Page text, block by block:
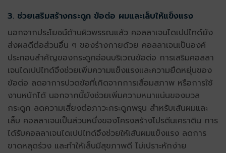
3. ช่วยเสริมสร้างกระดูก ข้อต่อ ผมและเล็บให้แข็งแรง
นอกจากประโยชน์ด้านผิวพรรณแล้ว คอลลาเจนไดเปปไทด์ยัง
ส่งผลดีต่อส่วนอื่น ๆ ของร่างกายด้วย คอลลาเจนเป็นองค์
ประกอบสำคัญของกระดูกอ่อนบริเวณข้อต่อ การเสริมคอลลา
เจนไดเปปไทด์จึงช่วยเพิ่มความแข็งแรงและความยืดหยุ่นของ
ข้อต่อ ลดอาการปวดข้อที่เกิดจากการเสื่อมสภาพ หรือการใช้
งานหนักได้ นอกจากนี้ยังช่วยเพิ่มความหนาแน่นของมวล
กระดูก ลดความเสี่ยงต่อภาวะกระดูกพรุน สำหรับเส้นผมและ
เล็บ คอลลาเจนเป็นส่วนหนึ่งของโครงสร้างโปรตีนเคราติน การ
ได้รับคอลลาเจนไดเปปไทด์จึงช่วยให้เส้นผมแข็งแรง ลดการ
ขาดหลุดร่วง และทำให้เล็บมีสุขภาพดี ไม่เปราะหักง่าย